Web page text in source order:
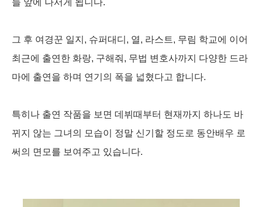
들 앞에 나서게 됩니다.
그 후 여경꾼 일지, 슈퍼대디, 열, 라스트, 무림 학교에 이어
최근에 출연한 화랑, 구해줘, 무법 변호사까지 다양한 드라
마에 출연을 하며 연기의 폭을 넓혔다고 합니다.
특히나 출연 작품을 보면 데뷔때부터 현재까지 하나도 바
뀌지 않는 그녀의 모습이 정말 신기할 정도로 동안배우 로
써의 면모를 보여주고 있습니다.